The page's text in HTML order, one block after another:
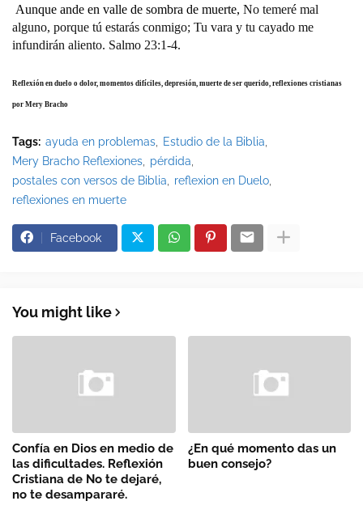
Aunque ande en valle de sombra de muerte, No temeré mal
alguno, porque tú estarás conmigo; Tu vara y tu cayado me
infundirán aliento. Salmo 23:1-4.
Reflexión en duelo o dolor, momentos difíciles, depresión, muerte de ser querido, reflexiones cristianas
por Mery Bracho
Tags: ayuda en problemas
Estudio de la Biblia
Mery Bracho Reflexiones
pérdida
postales con versos de Biblia
reflexion en Duelo
reflexiones en muerte
Facebook
You might like
Confía en Dios en medio de
las dificultades. Reflexión
Cristiana de No te dejaré,
no te desampararé.
¿En qué momento das un
buen consejo?